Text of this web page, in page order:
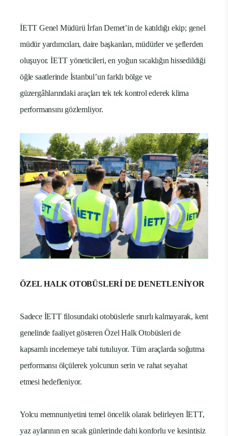
İETT Genel Müdürü İrfan Demet’in de katıldığı ekip; genel
müdür yardımcıları, daire başkanları, müdürler ve şeflerden
oluşuyor. İETT yöneticileri, en yoğun sıcaklığın hissedildiği
öğle saatlerinde İstanbul’un farklı bölge ve
güzergâhlarındaki araçları tek tek kontrol ederek klima
performansını gözlemliyor.
ÖZEL HALK OTOBÜSLERİ DE DENETLENİYOR
Sadece İETT filosundaki otobüslerle sınırlı kalmayarak, kent
genelinde faaliyet gösteren Özel Halk Otobüsleri de
kapsamlı incelemeye tabi tutuluyor. Tüm araçlarda soğutma
performansı ölçülerek yolcunun serin ve rahat seyahat
etmesi hedefleniyor.
Yolcu memnuniyetini temel öncelik olarak belirleyen İETT,
yaz aylarının en sıcak günlerinde dahi konforlu ve kesintisiz